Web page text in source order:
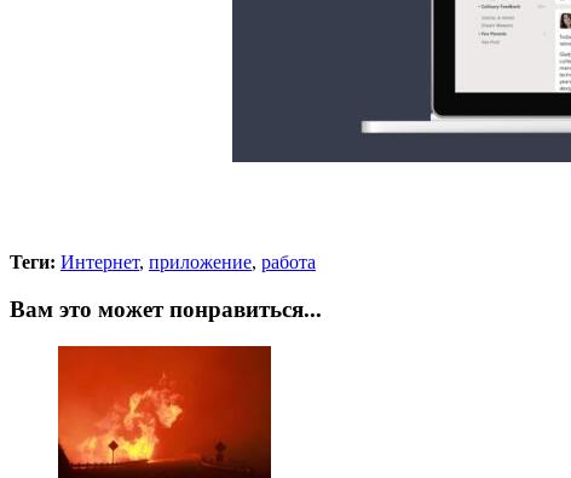
Теги: Интернет, приложение, работа
Вам это может понравиться...